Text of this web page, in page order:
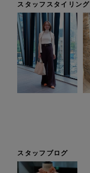
スタッフスタイリング
スタッフブログ